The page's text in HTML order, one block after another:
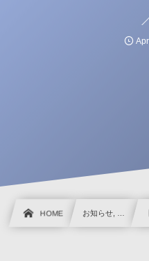
HOME お知らせ, …